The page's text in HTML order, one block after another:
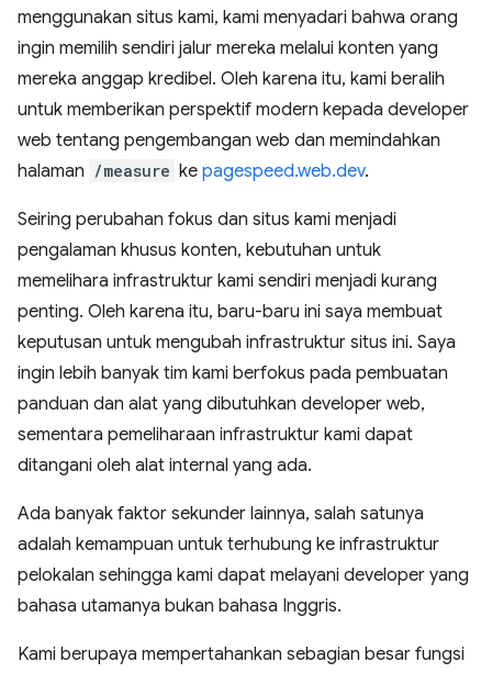
menggunakan situs kami, kami menyadari bahwa orang
ingin memilih sendiri jalur mereka melalui konten yang
mereka anggap kredibel. Oleh karena itu, kami beralih
untuk memberikan perspektif modern kepada developer
web tentang pengembangan web dan memindahkan
halaman /measure ke pagespeed.web.dev.
Seiring perubahan fokus dan situs kami menjadi
pengalaman khusus konten, kebutuhan untuk
memelihara infrastruktur kami sendiri menjadi kurang
penting. Oleh karena itu, baru-baru ini saya membuat
keputusan untuk mengubah infrastruktur situs ini. Saya
ingin lebih banyak tim kami berfokus pada pembuatan
panduan dan alat yang dibutuhkan developer web,
sementara pemeliharaan infrastruktur kami dapat
ditangani oleh alat internal yang ada.
Ada banyak faktor sekunder lainnya, salah satunya
adalah kemampuan untuk terhubung ke infrastruktur
pelokalan sehingga kami dapat melayani developer yang
bahasa utamanya bukan bahasa Inggris.
Kami berupaya mempertahankan sebagian besar fungsi